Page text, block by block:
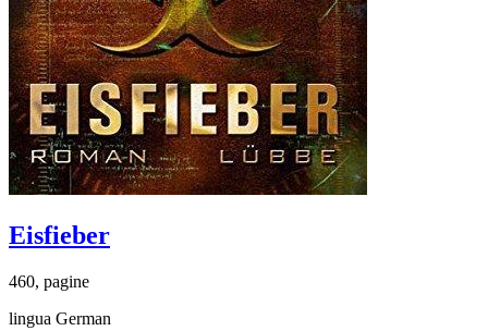
Eisfieber
460, pagine
lingua German